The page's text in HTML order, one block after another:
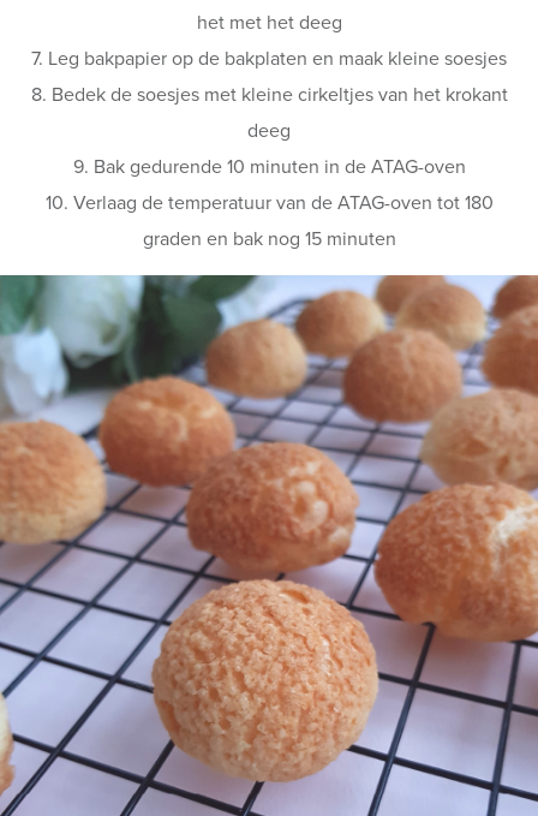
het met het deeg
7. Leg bakpapier op de bakplaten en maak kleine soesjes
8. Bedek de soesjes met kleine cirkeltjes van het krokant
deeg
9. Bak gedurende 10 minuten in de ATAG-oven
10. Verlaag de temperatuur van de ATAG-oven tot 180
graden en bak nog 15 minuten